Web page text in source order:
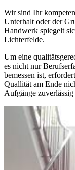
Wir sind Ihr
Unterhalt oder der
Handwerk spiegelt
Lichterfelde.
Um eine
es nicht nur
bemessen ist,
Quallität am Ende
Aufgänge